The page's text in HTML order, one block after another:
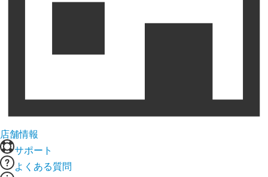
店舗情報
サポート
よくある質問